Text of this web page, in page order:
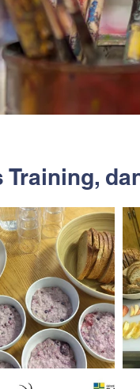
Training,